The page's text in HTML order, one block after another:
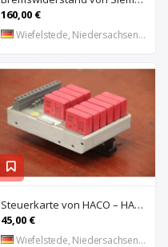
160,00 €
Wiefelstede, Niedersachsen, DE
Steuerkarte von HACO – HACE 032 PPES 30135
45,00 €
Wiefelstede, Niedersachsen, DE